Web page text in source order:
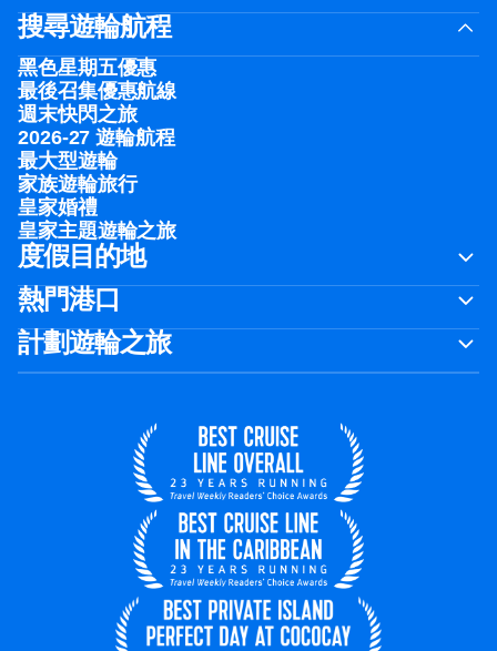
搜尋遊輪航程
黑色星期五優惠
最後召集優惠航線
週末快閃之旅
2026-27 遊輪航程
最大型遊輪
家族遊輪旅行
皇家婚禮
皇家主題遊輪之旅
度假目的地
熱門港口
計劃遊輪之旅